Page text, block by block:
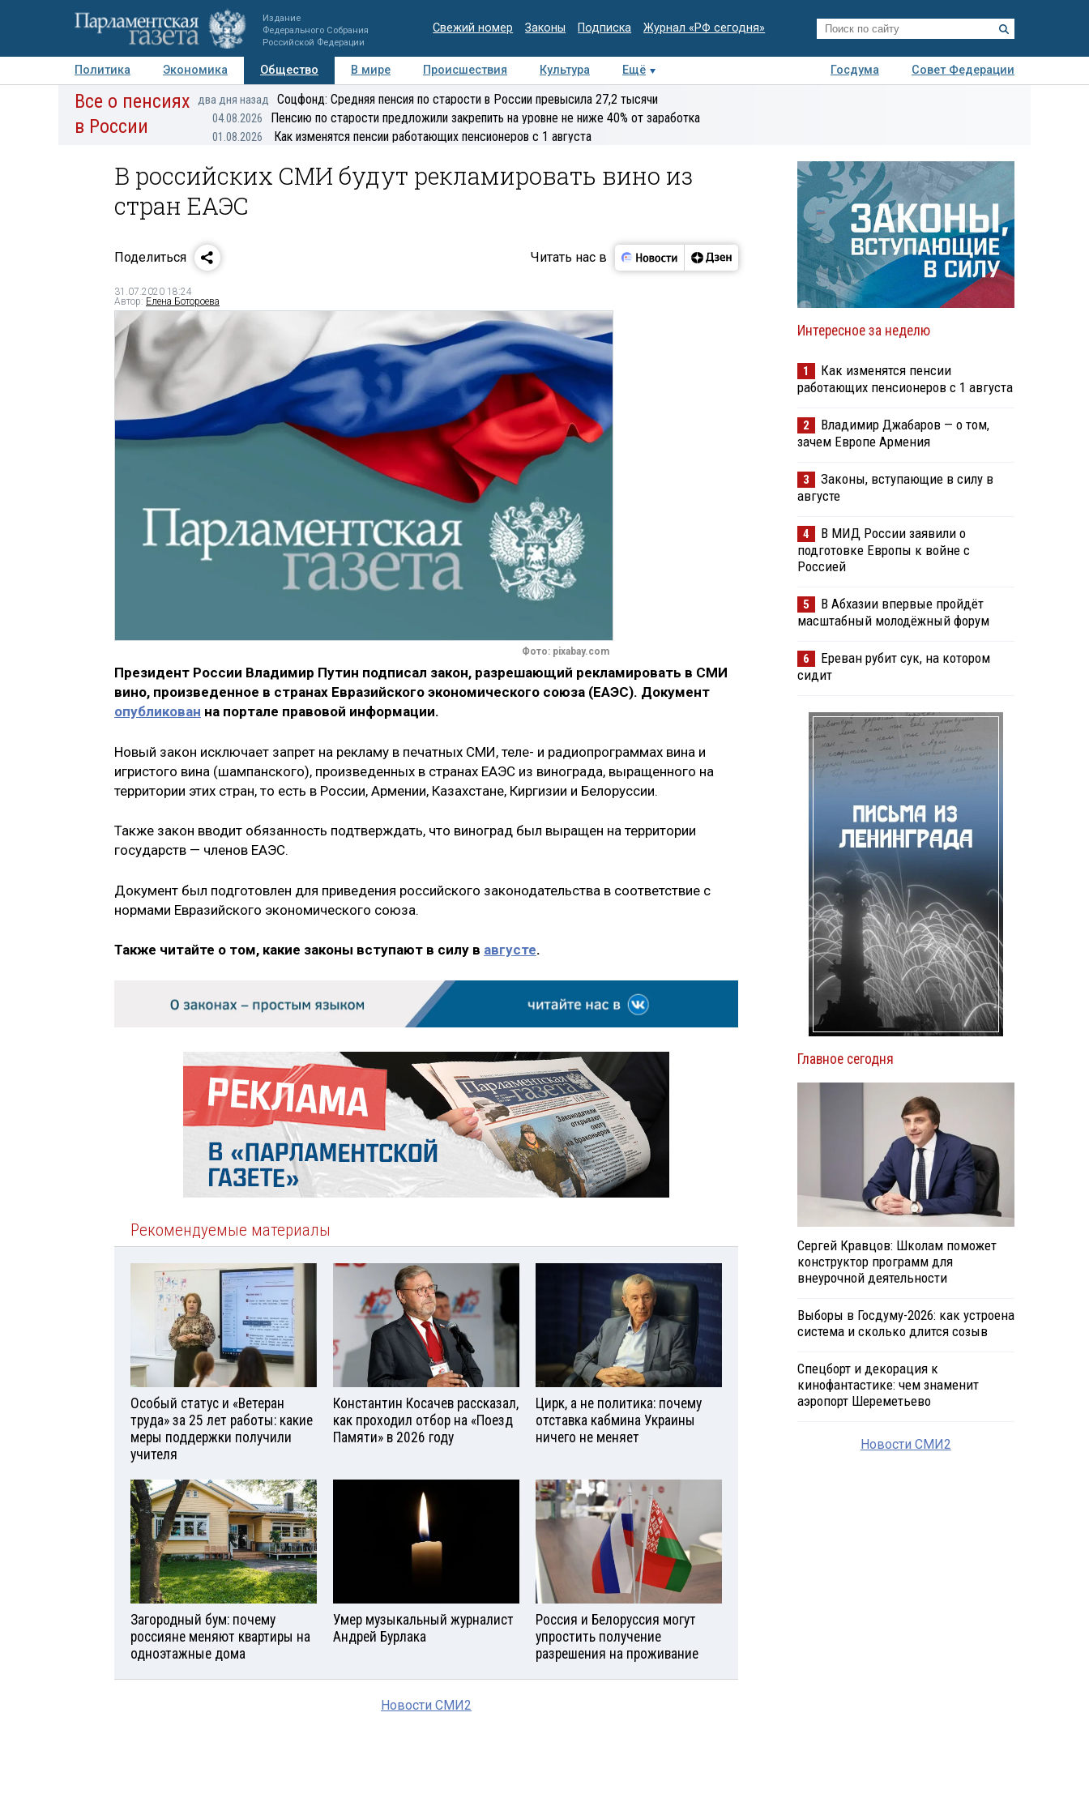
Издание
Федерального Собрания
Российской Федерации
Свежий номер Законы Подписка Журнал «РФ сегодня»
Политика Экономика Общество В мире Происшествия Культура Ещё Госдума
Совет Федерации
Авторы Персоны Мнения Регионы Медиацентр Интервью Колумнисты
Все о пенсиях
в России
два дня назад Соцфонд: Средняя пенсия по старости в России превысила 27,2 тысячи
04.08.2026 Пенсию по старости предложили закрепить на уровне не ниже 40% от заработка
01.08.2026 Как изменятся пенсии работающих пенсионеров с 1 августа
В российских СМИ будут рекламировать вино из
стран ЕАЭС
Поделиться Читать нас в
31.07.2020 18:24
Автор: Елена Ботороева
Фото: pixabay.com
Президент России Владимир Путин подписал закон, разрешающий рекламировать в СМИ
вино, произведенное в странах Евразийского экономического союза (ЕАЭС). Документ
опубликован на портале правовой информации.
Новый закон исключает запрет на рекламу в печатных СМИ, теле- и радиопрограммах вина и
игристого вина (шампанского), произведенных в странах ЕАЭС из винограда, выращенного на
территории этих стран, то есть в России, Армении, Казахстане, Киргизии и Белоруссии.
Также закон вводит обязанность подтверждать, что виноград был выращен на территории
государств — членов ЕАЭС.
Документ был подготовлен для приведения российского законодательства в соответствие с
нормами Евразийского экономического союза.
Также читайте о том, какие законы вступают в силу в августе.
Рекомендуемые материалы
Особый статус и «Ветеран
труда» за 25 лет работы: какие
меры поддержки получили
учителя
Константин Косачев рассказал,
как проходил отбор на «Поезд
Памяти» в 2026 году
Цирк, а не политика: почему
отставка кабмина Украины
ничего не меняет
Загородный бум: почему
россияне меняют квартиры на
одноэтажные дома
Умер музыкальный журналист
Андрей Бурлака
Россия и Белоруссия могут
упростить получение
разрешения на проживание
Новости СМИ2
Интересное за неделю
1
Как изменятся пенсии
работающих пенсионеров с 1 августа
2
Владимир Джабаров — о том,
зачем Европе Армения
3
Законы, вступающие в силу в
августе
4
В МИД России заявили о
подготовке Европы к войне с
Россией
5
В Абхазии впервые пройдёт
масштабный молодёжный форум
6
Ереван рубит сук, на котором
сидит
Главное сегодня
Сергей Кравцов: Школам поможет
конструктор программ для
внеурочной деятельности
Выборы в Госдуму-2026: как устроена
система и сколько длится созыв
Спецборт и декорация к
кинофантастике: чем знаменит
аэропорт Шереметьево
Новости СМИ2